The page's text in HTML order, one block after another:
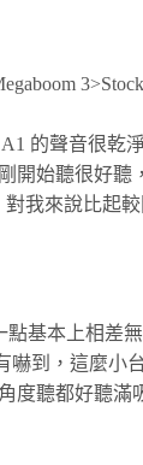
的聲音很乾
開始聽很好聽
我來說比起
點基本上相差
嚇到，這麼小
度聽都好聽滿